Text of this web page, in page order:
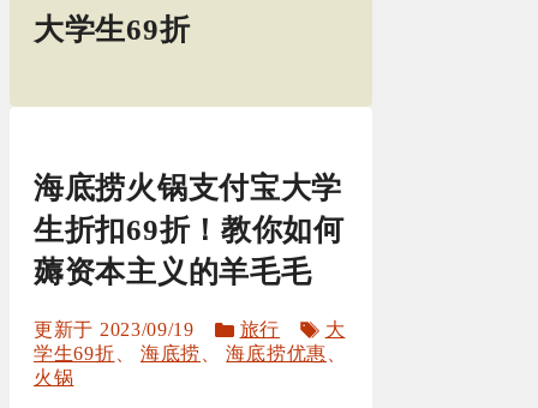
大学生69折
海底捞火锅支付宝大学
生折扣69折！教你如何
薅资本主义的羊毛毛
2023/09/19
分
类
旅行
标
签
大
学生69折
海底捞 、海底捞优惠
火锅